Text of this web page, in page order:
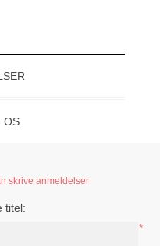
OS
skrive anmeldelser
titel:
*